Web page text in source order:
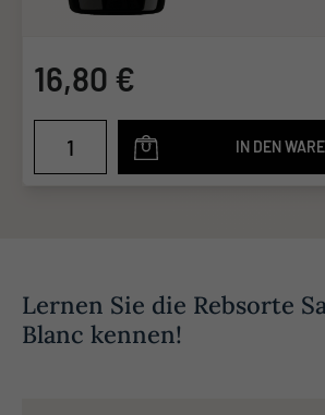
16,80 €
IN DEN
Lernen Sie die Rebsorte
Blanc kennen!